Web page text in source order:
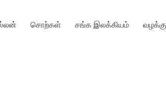
சொற்கள் சங்க இலக்கியம்